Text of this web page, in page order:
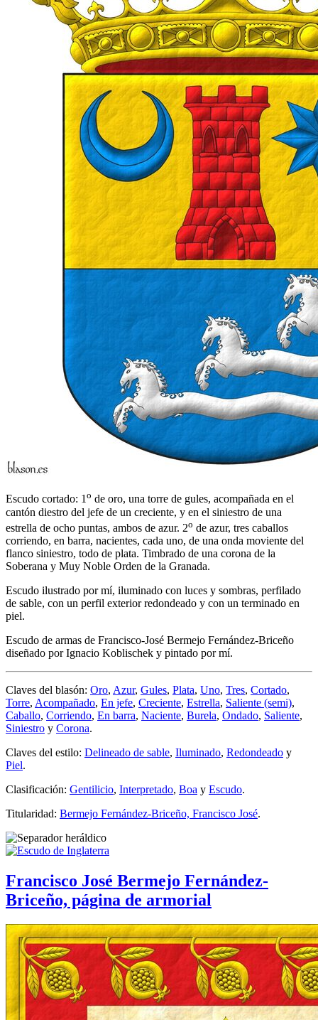
Escudo cortado: 1o de oro, una torre de gules, acompañada en el
cantón diestro del jefe de un creciente, y en el siniestro de una
estrella de ocho puntas, ambos de azur. 2o de azur, tres caballos
corriendo, en barra, nacientes, cada uno, de una onda moviente del
flanco siniestro, todo de plata. Timbrado de una corona de la
Soberana y Muy Noble Orden de la Granada.
Escudo ilustrado por mí, iluminado con luces y sombras, perfilado
de sable, con un perfil exterior redondeado y con un terminado en
piel.
Escudo de armas de Francisco-José Bermejo Fernández-Briceño
diseñado por Ignacio Koblischek y pintado por mí.
Claves del blasón: Oro, Azur, Gules, Plata, Uno, Tres, Cortado,
Torre, Acompañado, En jefe, Creciente, Estrella, Saliente (semi),
Caballo, Corriendo, En barra, Naciente, Burela, Ondado, Saliente,
Siniestro y Corona.
Claves del estilo: Delineado de sable, Iluminado, Redondeado y
Piel.
Clasificación: Gentilicio, Interpretado, Boa y Escudo.
Titularidad: Bermejo Fernández-Briceño, Francisco José.
Francisco José Bermejo Fernández-
Briceño, página de armorial